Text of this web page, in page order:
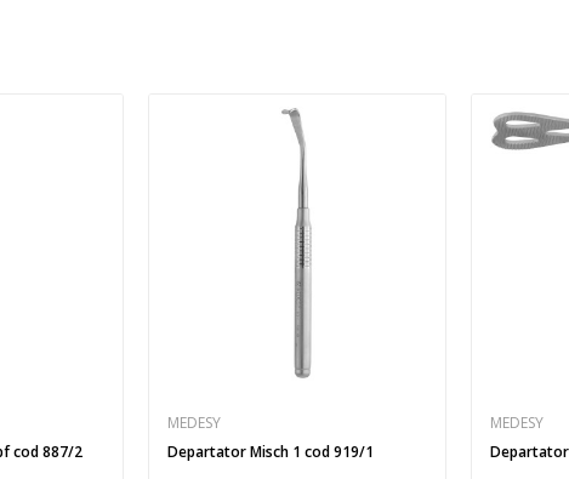
cod 887/2
MEDESY
Departator Misch 1 cod 919/1
MEDESY